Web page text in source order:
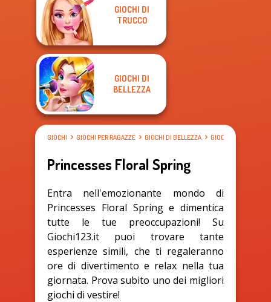
GIOCHI DI
TRUCCO
GIOCHI DI
BELLEZZA
GIOCHI GIOCHI PER RAGAZZE GIOCHI DI BELLEZZA GIOCHI DI VESTIRE
Princesses Floral Spring
Entra nell'emozionante mondo di
Princesses Floral Spring e dimentica
tutte le tue preoccupazioni! Su
Giochi123.it puoi trovare tante
esperienze simili, che ti regaleranno
ore di divertimento e relax nella tua
giornata. Prova subito uno dei migliori
giochi di vestire!